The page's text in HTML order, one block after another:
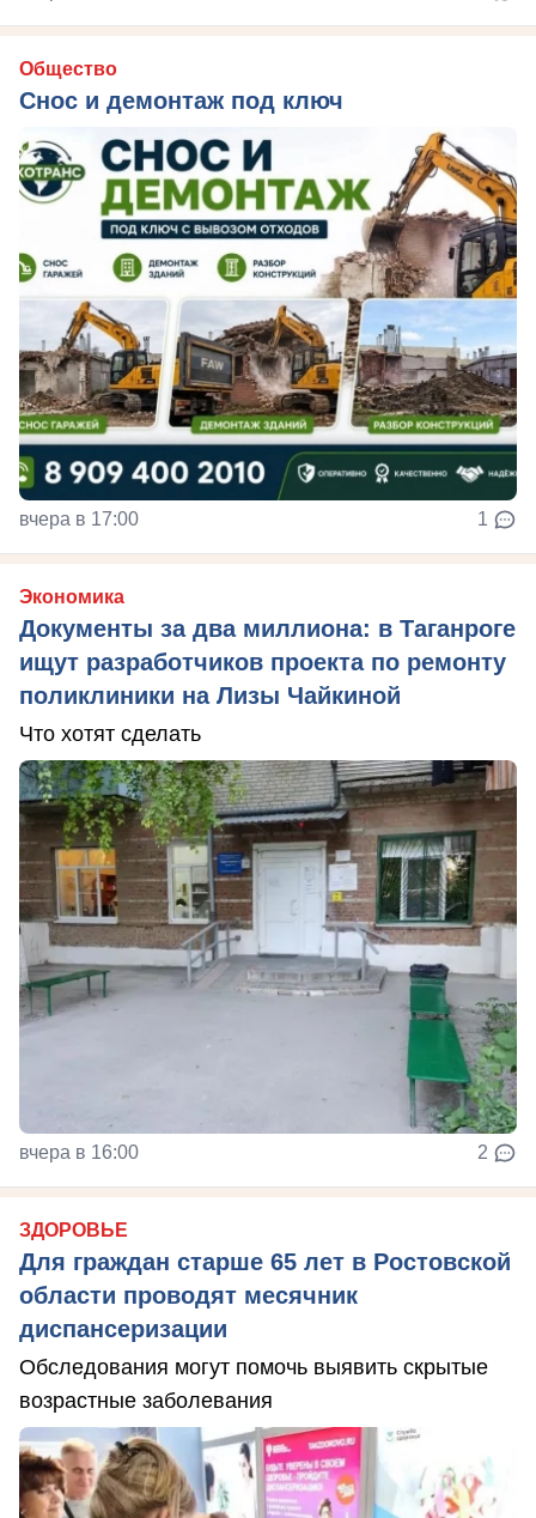
Общество
Снос и демонтаж под ключ
вчера в 17:00 1
Экономика
Документы за два миллиона: в Таганроге
ищут разработчиков проекта по ремонту
поликлиники на Лизы Чайкиной
Что хотят сделать
вчера в 16:00 2
ЗДОРОВЬЕ
Для граждан старше 65 лет в Ростовской
области проводят месячник
диспансеризации
Обследования могут помочь выявить скрытые
возрастные заболевания